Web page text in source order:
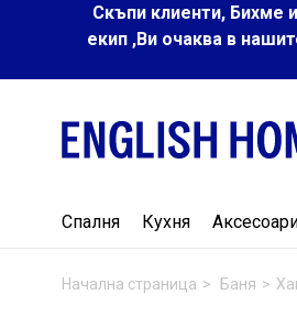
Скъпи клиенти, Бихме
екип ,Ви очаква в
Спалня Кухня
Начална страница Баня